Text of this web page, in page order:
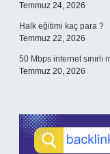
Temmuz 24, 2026
Halk eğitimi kaç para ?
Temmuz 22, 2026
50 Mbps internet sınırlı
Temmuz 20, 2026